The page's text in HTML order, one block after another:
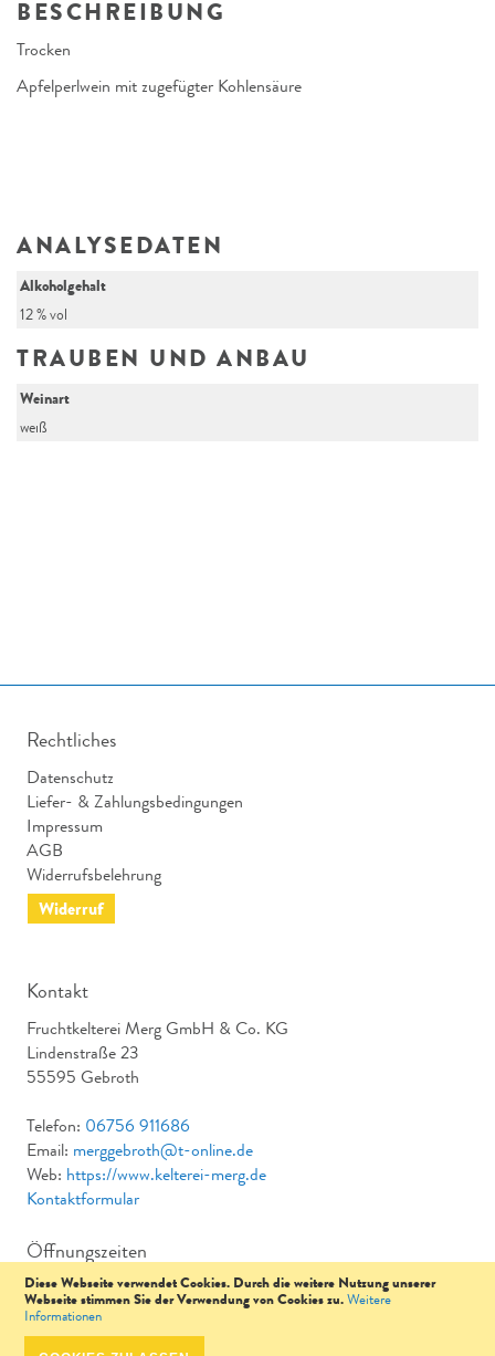
Diese Webseite verwendet Cookies. Durch die weitere Nutzung unserer
Webseite stimmen Sie der Verwendung von Cookies zu.Weitere
Informationen
BESCHREIBUNG
Trocken
Apfelperlwein mit zugefügter Kohlensäure
ANALYSEDATEN
Alkoholgehalt
12 % vol
TRAUBEN UND ANBAU
Weinart
weiß
Rechtliches
Datenschutz
Liefer- & Zahlungsbedingungen
Impressum
AGB
Widerrufsbelehrung
Widerruf
Kontakt
Fruchtkelterei Merg GmbH & Co. KG
Lindenstraße 23
55595 Gebroth
Telefon: 06756 911686
Email: merggebroth@t-online.de
Web: https://www.kelterei-merg.de
Kontaktformular
Öffnungszeiten
Mo & Di: von 9 - 12:00 & 14 – 17:00 Uhr Mi: Geschlossen Do
& Fr: von 9 - 12:00 & 14 – 17:00 Uhr Sa: 9 - 12:00 Uhr